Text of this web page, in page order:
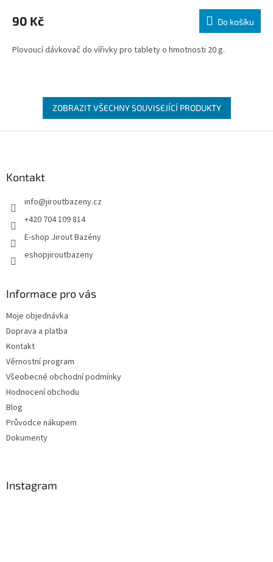
90 Kč Do košíku
Plovoucí dávkovač do vířivky pro tablety o hmotnosti 20 g.
ZOBRAZIT VŠECHNY SOUVISEJÍCÍ PRODUKTY
Kontakt
info@jiroutbazeny.cz
+420 704 109 814
E-shop Jirout Bazény
eshopjiroutbazeny
Informace pro vás
Moje objednávka
Doprava a platba
Kontakt
Věrnostní program
Všeobecné obchodní podmínky
Hodnocení obchodu
Blog
Průvodce nákupem
Dokumenty
Instagram